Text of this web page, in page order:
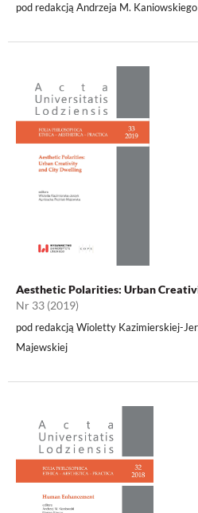
pod redakcją Andrzeja M.
Aesthetic Polarities: Urban
Nr 33 (2019)
pod redakcją Wioletty Kazimierskiej-
Majewskiej